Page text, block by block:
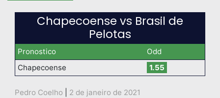
Chapecoense vs Brasil de
Pelotas
Pronostico
Odd
Chapecoense
1.55
Pedro Coelho 2 de janeiro de 2021